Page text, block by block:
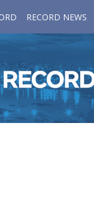
RECORD NEWS